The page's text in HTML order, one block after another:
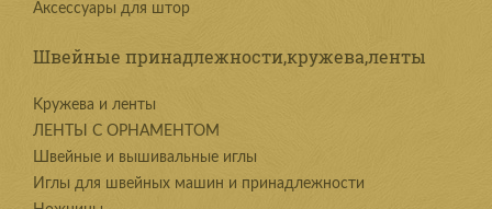
Аксессуары для штор
Швейные принадлежности,кружева,ленты
Kружева и ленты
ЛЕНТЫ С ОРНАМЕНТОМ
Швейные и вышивальные иглы
Иглы для швейных машин и принадлежности